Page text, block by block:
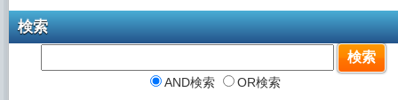
検索
AND検索 OR検索